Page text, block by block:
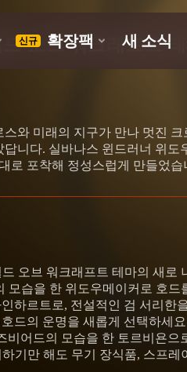
오브 워크래프트
와 미래의 지구가 만나 멋진
니다. 실바나스 윈드러너 위
로 포착해 정성스럽게 만들었습
오브 워크래프트 테마의 새로
모습을 한 위도우메이커로 호드
하르트로, 전설적인 검 서리한
드의 운명을 새롭게 선택하세
비어드의 모습을 한 토르비욘으
기만 해도 무기 장식품, 스프